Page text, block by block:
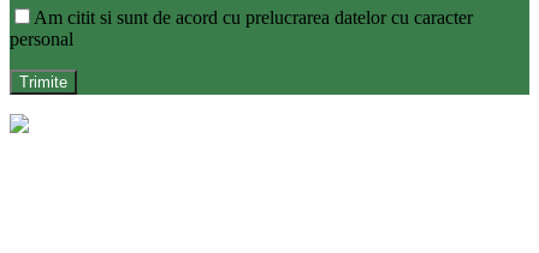
Am citit si sunt de acord cu prelucrarea datelor cu caracter
personal